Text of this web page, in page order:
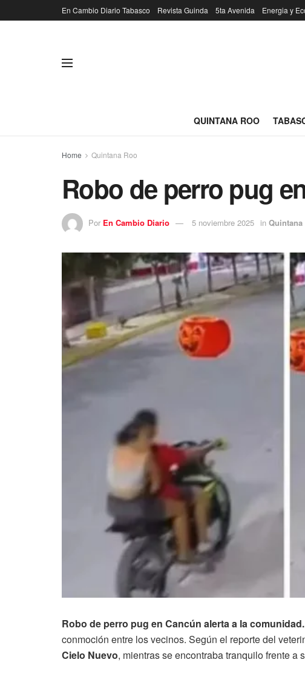
En Cambio Diario Tabasco Revista Guinda 5ta Avenida Energia y
QUINTANA ROO
Home Quintana Roo
Robo de perro pug
Por En Cambio Diario 5 noviembre 2025 in Quintana
Robo de perro pug en Cancún alerta a la comunidad.
conmoción entre los vecinos. Según el reporte del
Cielo Nuevo, mientras se encontraba tranquilo frente a